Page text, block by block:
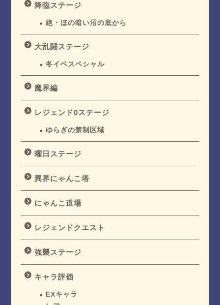
降臨ステージ
絶・ほの暗い沼の底から
大乱闘ステージ
冬イベスペシャル
魔界編
レジェンド0ステージ
ゆらぎの禁制区域
曜日ステージ
異界にゃんこ塔
にゃんこ道場
レジェンドクエスト
強襲ステージ
キャラ評価
EXキャラ